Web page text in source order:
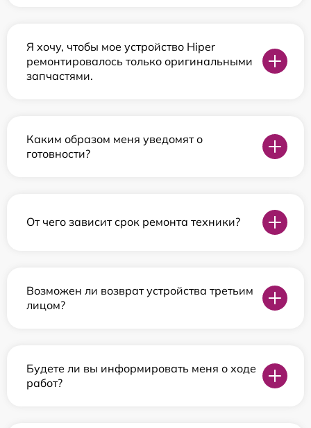
Я хочу, чтобы мое устройство Hiper
ремонтировалось только оригинальными
запчастями.
Каким образом меня уведомят о
готовности?
От чего зависит срок ремонта техники?
Возможен ли возврат устройства третьим
лицом?
Будете ли вы информировать меня о ходе
работ?